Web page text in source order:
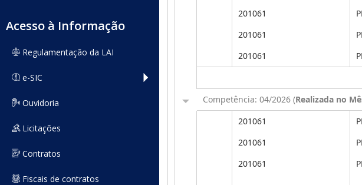
Acesso à Informação
Regulamentação da LAI
e-SIC
Ouvidoria
Licitações
Contratos
Fiscais de contratos